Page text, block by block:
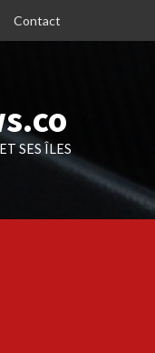
Contact
SES ÎLES